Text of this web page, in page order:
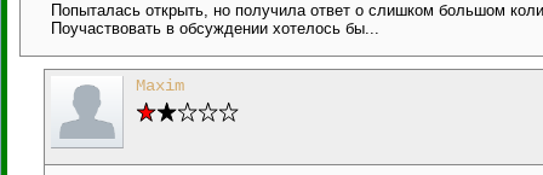
Попыталась открыть, но получила ответ о слишком большом
Поучаствовать в обсуждении хотелось бы...
Maxim